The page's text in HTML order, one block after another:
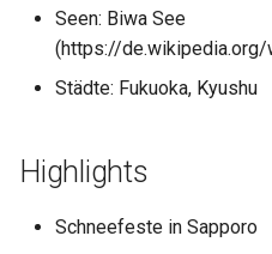
Seen: Biwa See
(https://
Städte: Fukuoka, Kyushu
Highlights
Schneefeste in Sapporo